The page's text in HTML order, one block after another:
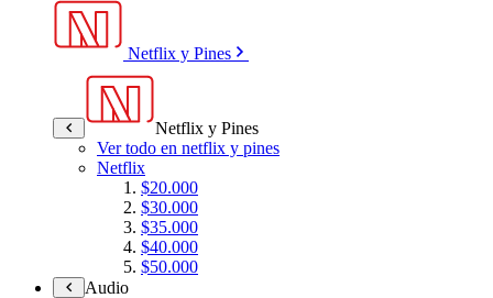
Netflix y Pines
Netflix y Pines
Ver todo en netflix y pines
Netflix
$20.000
$30.000
$35.000
$40.000
$50.000
Audio